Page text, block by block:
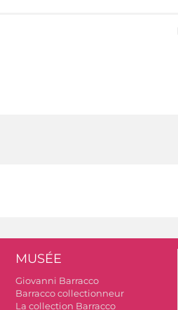
MUSÉE
Giovanni Barracco
Barracco collectionneur
La collection Barracco